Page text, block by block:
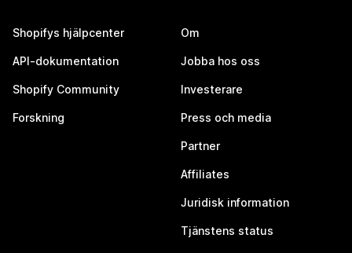
Shopifys hjälpcenter
API-dokumentation
Shopify Community
Forskning
Om
Jobba hos oss
Investerare
Press och media
Partner
Affiliates
Juridisk information
Tjänstens status